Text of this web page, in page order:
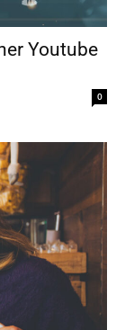
Youtube
0